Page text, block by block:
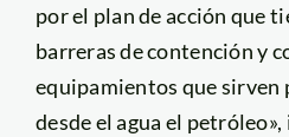
por el plan de acción que
barreras de contención y
equipamientos que sirven
desde el agua el